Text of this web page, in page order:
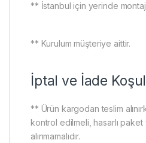
** İstanbul için yerinde montaj
** Kurulum müşteriye aittir.
İptal ve İade
** Ürün kargodan teslim
kontrol edilmeli, hasarlı
alınmamalıdır.